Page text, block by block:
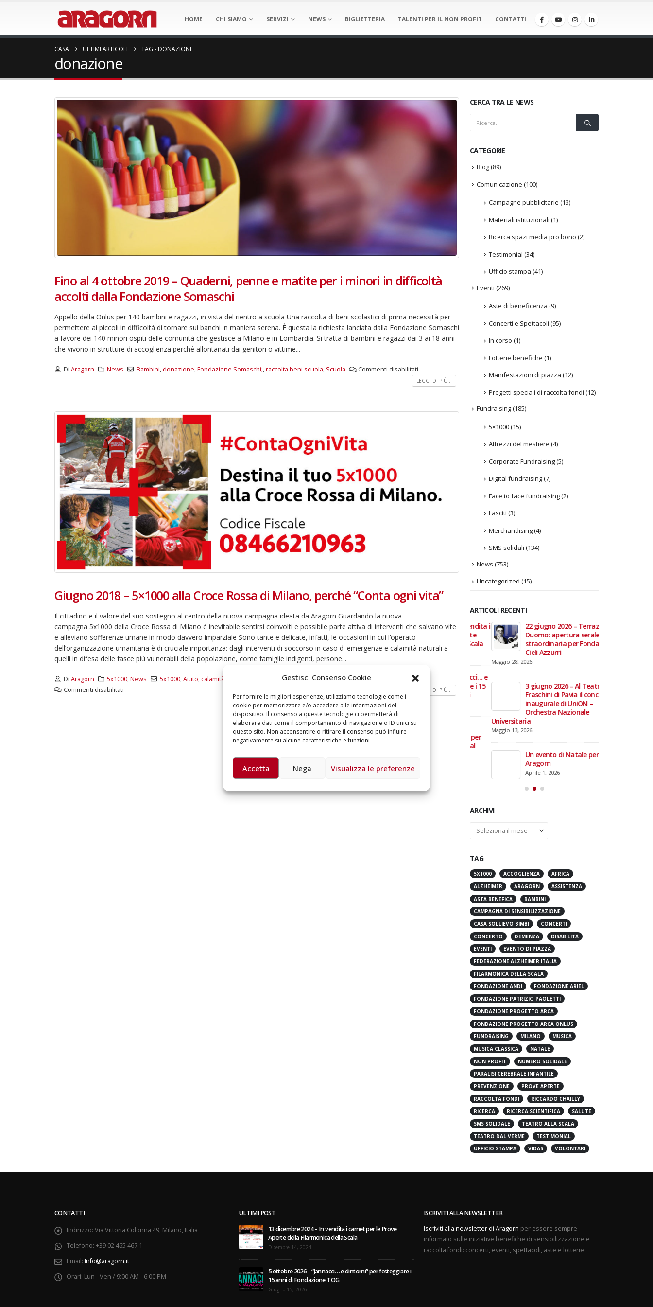
Gestisci Consenso Cookie
Per fornire le migliori esperienze, utilizziamo tecnologie come i
cookie per memorizzare e/o accedere alle informazioni del
dispositivo. Il consenso a queste tecnologie ci permetterà di
elaborare dati come il comportamento di navigazione o ID unici su
questo sito. Non acconsentire o ritirare il consenso può influire
negativamente su alcune caratteristiche e funzioni.
Accetta Nega Visualizza le preferenze
HOME CHI SIAMO SERVIZI NEWS BIGLIETTERIA TALENTI PER IL NON PROFIT CONTATTI
CASA ULTIMI ARTICOLI TAG - DONAZIONE
donazione
Fino al 4 ottobre 2019 – Quaderni, penne e matite per i minori in difficoltà
accolti dalla Fondazione Somaschi
Appello della Onlus per 140 bambini e ragazzi, in vista del rientro a scuola Una raccolta di beni scolastici di prima necessità per
permettere ai piccoli in difficoltà di tornare sui banchi in maniera serena. È questa la richiesta lanciata dalla Fondazione Somaschi
a favore dei 140 minori ospiti delle comunità che gestisce a Milano e in Lombardia. Si tratta di bambini e ragazzi dai 3 ai 18 anni
che vivono in strutture di accoglienza perché allontanati dai genitori o vittime...
Di Aragorn News Bambini,donazione,Fondazione Somaschi;,raccolta beni scuola, Scuola Commenti disabilitati
LEGGI DI PIÙ...
Giugno 2018 – 5×1000 alla Croce Rossa di Milano, perché “Conta ogni vita”
Il cittadino e il valore del suo sostegno al centro della nuova campagna ideata da Aragorn Guardando la nuova
campagna 5x1000 della Croce Rossa di Milano è inevitabile sentirsi coinvolti e possibile parte attiva di interventi che salvano vite
e alleviano sofferenze umane in modo davvero imparziale Sono tante e delicate, infatti, le occasioni in cui l’operato
dell’organizzazione umanitaria è di cruciale importanza: dagli interventi di soccorso in caso di emergenze e calamità naturali a
quelli in difesa delle fasce più vulnerabili della popolazione, come famiglie indigenti, persone...
Di Aragorn 5x1000,News 5x1000,Aiuto,calamità Croce Rossa Milano,donazione,Emergenza,sostegno
Commenti disabilitati
LEGGI DI PIÙ...
CERCA TRA LE NEWS
CATEGORIE
Blog(89)
Comunicazione (100)
Campagne pubblicitarie (13)
Materiali istituzionali (1)
Ricerca spazi media pro bono (2)
Testimonial (34)
Ufficio stampa (41)
Eventi (269)
Aste di beneficenza (9)
Concerti e Spettacoli (95)
In corso (1)
Lotterie benefiche (1)
Manifestazioni di piazza (12)
Progetti speciali di raccolta fondi (12)
Fundraising(185)
5×1000(15)
Attrezzi del mestiere (4)
Corporate Fundraising(5)
Digital fundraising(7)
Face to face fundraising(2)
Lasciti (3)
Merchandising(4)
SMS solidali (134)
News (753)
Uncategorized (15)
ARTICOLI RECENTI
22 giugno 2026 – Terrazze del
Duomo: apertura serale
straordinaria per Fondazione
Cieli Azzurri
Maggio 28, 2026
3 giugno 2026 – Al Teatro
Fraschini di Pavia il concerto
Fino al 29 marzo 2026 –
Anziani malati e fragili, VIDAS
lancia una campagna per
rafforzare l’assistenza
domiciliare
Marzo 17, 2026
13 dicembre 2024 – In vendita i
carnet per le Prove Aperte
della Filarmonica della Scala
Dicembre 14, 2024
5 ottobre 2026 – “Jannacci… e
dintorni” per festeggiare i 15
anni di Fondazione TOG
Giugno 15, 2026
18 e 19 dicembre 2026 –
Doppio gospel benefico per
22 giugno 2026 – Terrazze del
Duomo: apertura serale
straordinaria per Fondazione
Cieli Azzurri
Maggio 28, 2026
3 giugno 2026 – Al Teatro
Fraschini di Pavia il concerto
inaugurale di UniON –
Orchestra Nazionale
Universitaria
Maggio 13, 2026
Un evento di Natale per
Aragorn
Aprile 1, 2026
Archivi
5X1000 ACCOGLIENZA
AFRICA
ALZHEIMER
ARAGORN
ASTA BENEFICA
BAMBINI
CAMPAGNA DI SENSIBILIZZAZIONE
CASA SOLLIEVO BIMBI
CONCERTI
CONCERTO
DEMENZA
DISABILITÀ
EVENTI
EVENTO DI PIAZZA
FEDERAZIONE ALZHEIMER ITALIA
FILARMONICA DELLA SCALA
FONDAZIONE ANDI
FONDAZIONE ARIEL
FONDAZIONE PATRIZIO PAOLETTI
FONDAZIONE PROGETTO ARCA
FONDAZIONE PROGETTO ARCA ONLUS
FUNDRAISING
MILANO
MUSICA CLASSICA
NATALE
NON PROFIT
NUMERO SOLIDALE
PARALISI CEREBRALE INFANTILE
PREVENZIONE
PROVE APERTE
RACCOLTA FONDI
RICCARDO CHAILLY
RICERCA
RICERCA SCIENTIFICA
SALUTE
SMS SOLIDALE
TEATRO ALLA SCALA
TEATRO DAL VERME
TESTIMONIAL
13 dicembre 2024 – In vendita i carnet per le Prove
Aperte della Filarmonica della Scala
5 ottobre 2026 – “Jannacci… e dintorni” per festeggiare i
15 anni di Fondazione TOG
Iscriviti alla newsletter di Aragorn per essere sempre
informato sulle iniziative benefiche di sensibilizzazione e